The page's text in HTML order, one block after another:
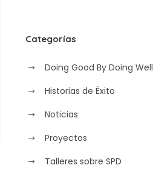
Categorías
Doing Good By Doing Well
Historias de Éxito
Noticias
Proyectos
Talleres sobre SPD